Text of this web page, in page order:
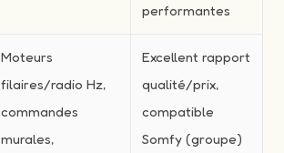
performantes
Moteurs
filaires/radio Hz,
commandes
murales,
Excellent rapport
qualité/prix,
compatible
Somfy (groupe)